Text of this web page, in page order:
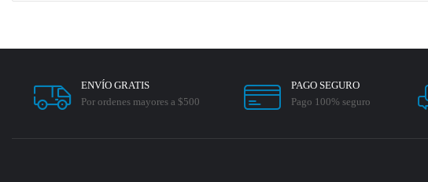
ENVÍO GRATIS
Por ordenes mayores a $500
PAGO SEGURO
Pago 100% seguro